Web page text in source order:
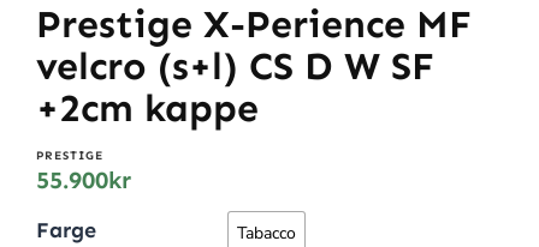
Prestige X-Perience MF
velcro (s+l) CS D W SF
+2cm kappe
PRESTIGE
55.900kr
Farge Tabacco